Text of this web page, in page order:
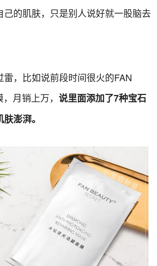
己的肌肤，只是别人说好就一股脑去
，比如说前段时间很火的FAN
，月销上万，说里面添加了7种宝石
澎湃。